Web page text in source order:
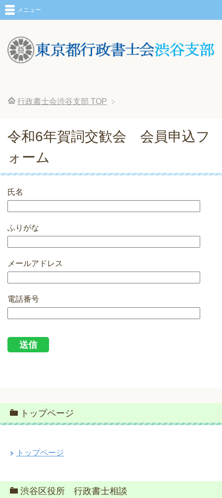
メニュー
行政書士会渋谷支部 TOP
令和6年賀詞交歓会 会員申込フ
ォーム
氏名
ふりがな
メールアドレス
電話番号
トップページ
トップページ
渋谷区役所 行政書士相談